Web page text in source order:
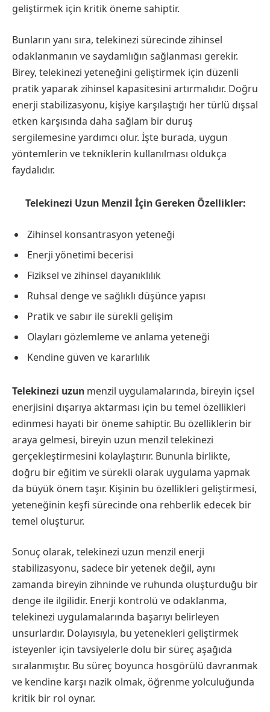
geliştirmek için kritik öneme sahiptir.
Bunların yanı sıra, telekinezi sürecinde zihinsel
odaklanmanın ve saydamlığın sağlanması gerekir.
Birey, telekinezi yeteneğini geliştirmek için düzenli
pratik yaparak zihinsel kapasitesini artırmalıdır. Doğru
enerji stabilizasyonu, kişiye karşılaştığı her türlü dışsal
etken karşısında daha sağlam bir duruş
sergilemesine yardımcı olur. İşte burada, uygun
yöntemlerin ve tekniklerin kullanılması oldukça
faydalıdır.
Telekinezi Uzun Menzil İçin Gereken Özellikler:
Zihinsel konsantrasyon yeteneği
Enerji yönetimi becerisi
Fiziksel ve zihinsel dayanıklılık
Ruhsal denge ve sağlıklı düşünce yapısı
Pratik ve sabır ile sürekli gelişim
Olayları gözlemleme ve anlama yeteneği
Kendine güven ve kararlılık
Telekinezi uzun menzil uygulamalarında, bireyin içsel
enerjisini dışarıya aktarması için bu temel özellikleri
edinmesi hayati bir öneme sahiptir. Bu özelliklerin bir
araya gelmesi, bireyin uzun menzil telekinezi
gerçekleştirmesini kolaylaştırır. Bununla birlikte,
doğru bir eğitim ve sürekli olarak uygulama yapmak
da büyük önem taşır. Kişinin bu özellikleri geliştirmesi,
yeteneğinin keşfi sürecinde ona rehberlik edecek bir
temel oluşturur.
Sonuç olarak, telekinezi uzun menzil enerji
stabilizasyonu, sadece bir yetenek değil, aynı
zamanda bireyin zihninde ve ruhunda oluşturduğu bir
denge ile ilgilidir. Enerji kontrolü ve odaklanma,
telekinezi uygulamalarında başarıyı belirleyen
unsurlardır. Dolayısıyla, bu yetenekleri geliştirmek
isteyenler için tavsiyelerle dolu bir süreç aşağıda
sıralanmıştır. Bu süreç boyunca hosgörülü davranmak
ve kendine karşı nazik olmak, öğrenme yolculuğunda
kritik bir rol oynar.